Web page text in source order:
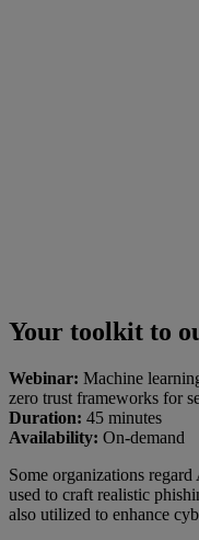
Your toolkit to
Webinar: Machine
zero trust frameworks for
Duration: 45 minutes
Availability: On-demand
Some organizations
used to craft realistic
also utilized to enhance